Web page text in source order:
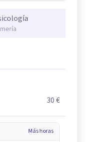
30 €
Más horas